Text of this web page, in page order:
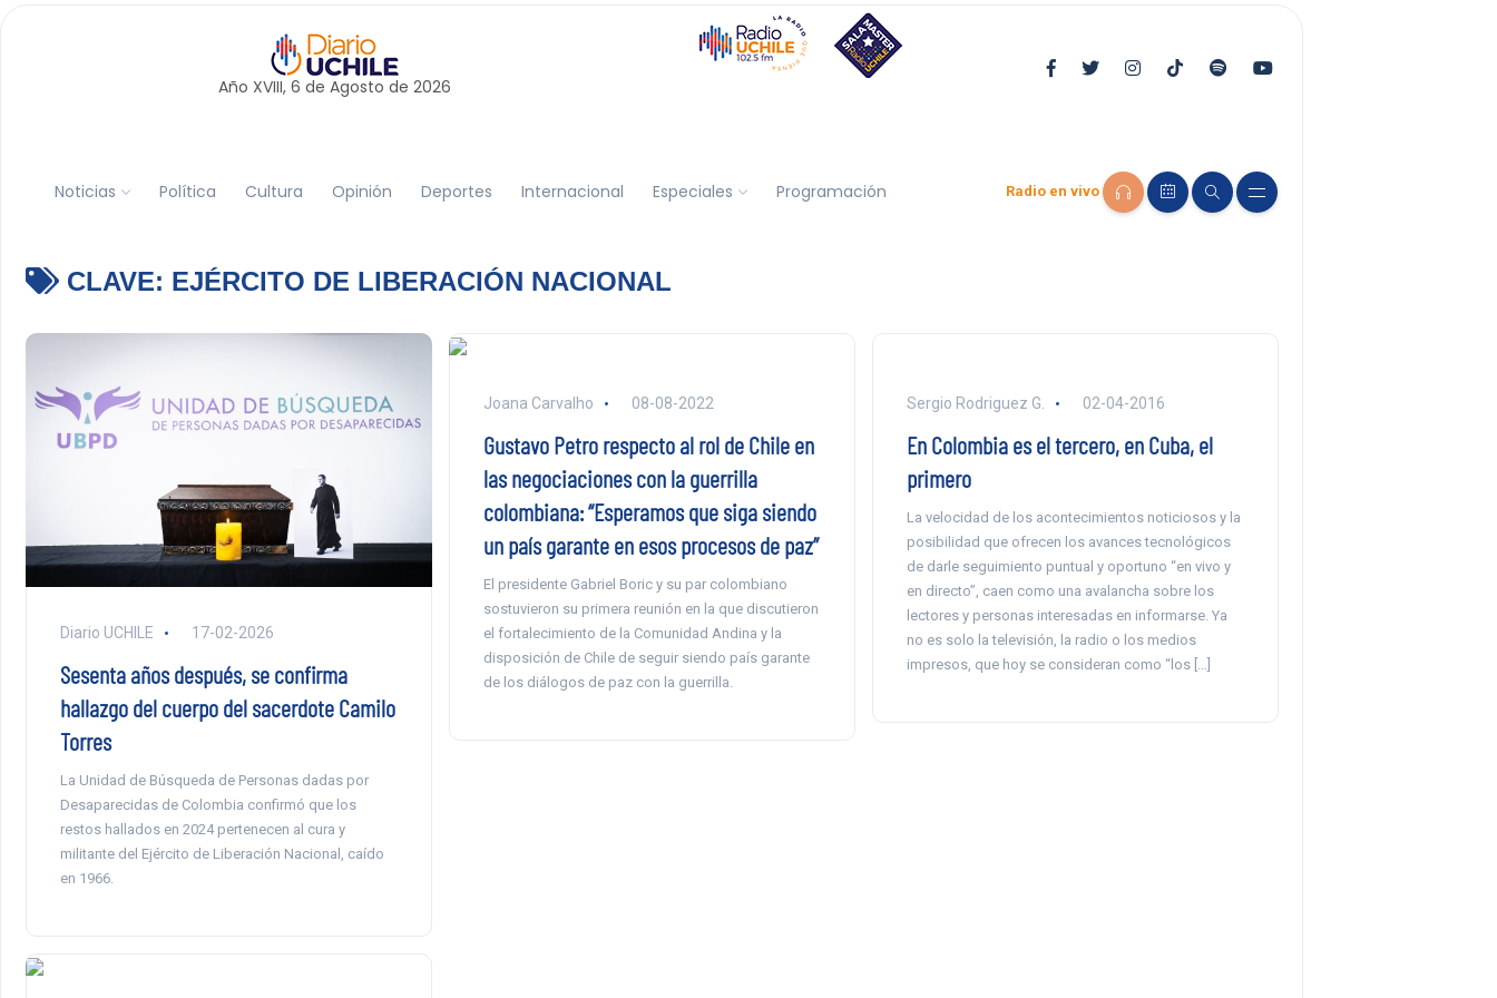
Año XVIII, 6 de Agosto de 2026
Noticias Política Cultura Opinión Deportes Internacional Especiales Programación Radio en vivo
CLAVE: EJÉRCITO DE LIBERACIÓN NACIONAL
Diario UCHILE 17-02-2026
Sesenta años después, se confirma
hallazgo del cuerpo del sacerdote Camilo
Torres
La Unidad de Búsqueda de Personas dadas por
Desaparecidas de Colombia confirmó que los
restos hallados en 2024 pertenecen al cura y
militante del Ejército de Liberación Nacional, caído
en 1966.
Joana Carvalho 08-08-2022
Gustavo Petro respecto al rol de Chile en
las negociaciones con la guerrilla
colombiana: “Esperamos que siga siendo
un país garante en esos procesos de paz”
El presidente Gabriel Boric y su par colombiano
sostuvieron su primera reunión en la que discutieron
el fortalecimiento de la Comunidad Andina y la
disposición de Chile de seguir siendo país garante
de los diálogos de paz con la guerrilla.
Sergio Rodriguez G. 02-04-2016
En Colombia es el tercero, en Cuba, el
primero
La velocidad de los acontecimientos noticiosos y la
posibilidad que ofrecen los avances tecnológicos
de darle seguimiento puntual y oportuno “en vivo y
en directo”, caen como una avalancha sobre los
lectores y personas interesadas en informarse. Ya
no es solo la televisión, la radio o los medios
impresos, que hoy se consideran como “los […]